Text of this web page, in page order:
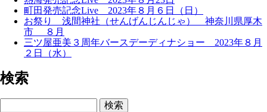
町田発売記念Live 2023年８月６日（日）
お祭り 浅間神社（せんげんじんじゃ） 神奈川県厚木
市 ８月
三ツ屋亜美３周年バースデーディナショー 2023年８月
２日（水）
検索
検索